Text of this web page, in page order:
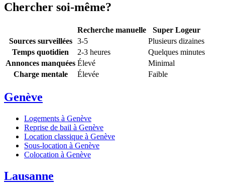
Chercher soi-même?
Recherche manuelle
Super Logeur
Sources surveillées
3-5
Plusieurs dizaines
Temps quotidien
2-3 heures
Quelques minutes
Annonces manquées Élevé
Minimal
Charge mentale
Élevée Faible
Genève
Logements à Genève
Reprise de bail à Genève
Location classique à Genève
Sous-location à Genève
Colocation à Genève
Lausanne